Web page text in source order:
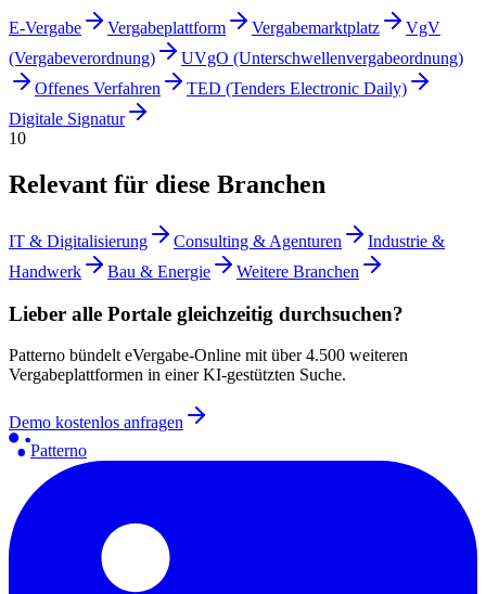
E-Vergabe Vergabeplattform Vergabemarktplatz
VgV
(Vergabeverordnung)
UVgO (Unterschwellenvergabeordnung)
Offenes Verfahren
TED (Tenders Electronic Daily)
Digitale Signatur
10
Relevant für diese Branchen
IT & Digitalisierung Consulting & Agenturen
Industrie &
Handwerk
Bau & Energie Weitere Branchen
Lieber alle Portale gleichzeitig durchsuchen?
Patterno bündelt eVergabe-Online mit über 4.500 weiteren
Vergabeplattformen in einer KI-gestützten Suche.
Demo kostenlos anfragen
Patterno